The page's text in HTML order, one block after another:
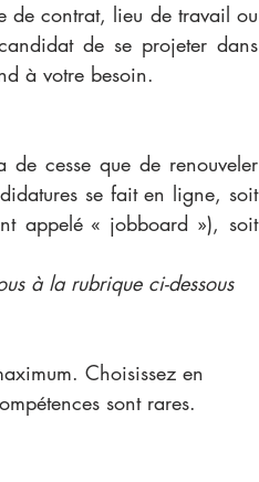
de contrat, lieu de travail ou
de se projeter dans
à votre besoin.
de cesse que de renouveler
se fait en ligne, soit
appelé « jobboard »), soit
à la rubrique ci-dessous
Choisissez en
sont rares.